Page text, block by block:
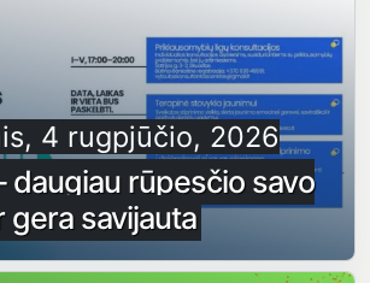
4 rugpjūčio, 2026
daugiau rūpesčio savo
gera savijauta